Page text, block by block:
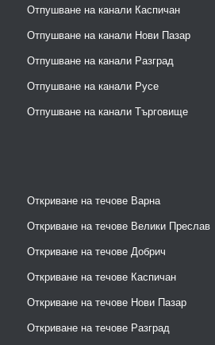
Отпушване на канали Каспичан
Отпушване на канали Нови Пазар
Отпушване на канали Разград
Отпушване на канали Русе
Отпушване на канали Търговище
Откриване на течове Варна
Откриване на течове Велики Преслав
Откриване на течове Добрич
Откриване на течове Каспичан
Откриване на течове Нови Пазар
Откриване на течове Разград